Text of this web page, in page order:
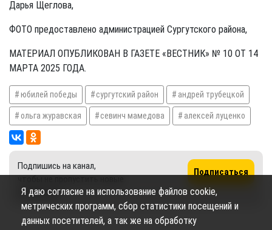
Дарья Щеглова,
ФОТО предоставлено администрацией Сургутского района,
МАТЕРИАЛ ОПУБЛИКОВАН В ГАЗЕТЕ «ВЕСТНИК» № 10 ОТ 14
МАРТА 2025 ГОДА.
юбилей победы сургутский район андрей трубецкой
ольга журавская севинч мамедова алексей луценко
Подпишись на канал,
публикации
Подписаться
Я даю согласие на использование файлов cookie,
метрических программ, сбор статистики посещений и
данных посетителей, а так же на обработку